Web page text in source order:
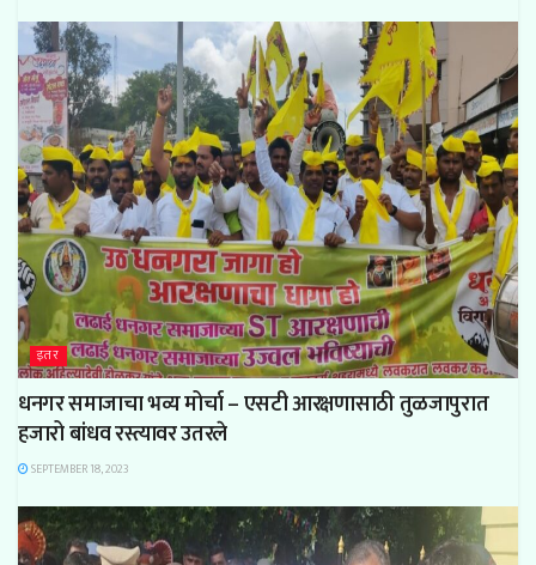
इतर
धनगर समाजाचा भव्य मोर्चा – एसटी आरक्षणासाठी तुळजापुरात
हजारो बांधव रस्त्यावर उतरले
SEPTEMBER 18, 2023